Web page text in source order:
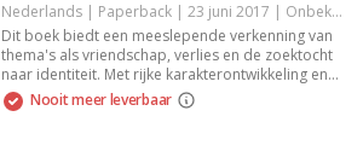
Nederlands | Paperback | 23 juni 2017 | Onbekend | 9789046905579
Dit boek biedt een meeslepende verkenning van
thema's als vriendschap, verlies en de zoektocht
naar identiteit. Met rijke karakterontwikkeling en
een boeiend verhaal, nodigt het uit tot reflectie en
emotionele resonantie. Dit is een must-read voor
Nooit meer leverbaar